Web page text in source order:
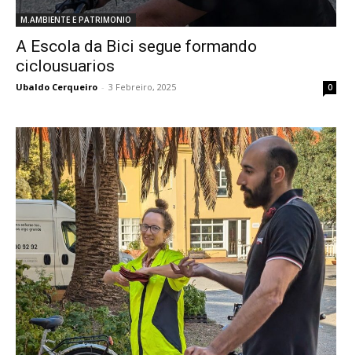
M.AMBIENTE E PATRIMONIO
A Escola da Bici segue formando
ciclousuarios
Ubaldo Cerqueiro - 3 Febreiro, 2025 0